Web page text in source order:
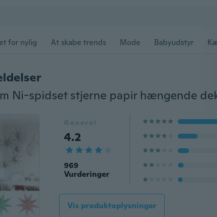
for nylig At skabe trends Mode Babyudstyr
Generel
4.2
969
Vurderinger
Vis produktoplysninger